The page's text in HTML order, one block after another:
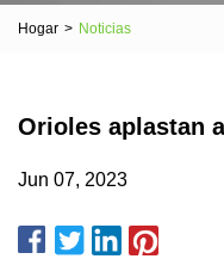
Hogar > Noticias
Orioles aplastan
Jun 07, 2023